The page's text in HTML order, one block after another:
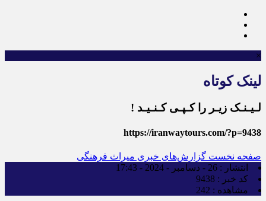
×
لینک کوتاه
لـیـنـک زیـر را کـپـی کـنـیـد !
https://iranwaytours.com/?p=9438
صفحه نخست گزارش‌های خبری میراث فرهنگی
انتشار : 26 - دسامبر - 2024 - 17:43
کد خبر : 9438
مشاهده : 242